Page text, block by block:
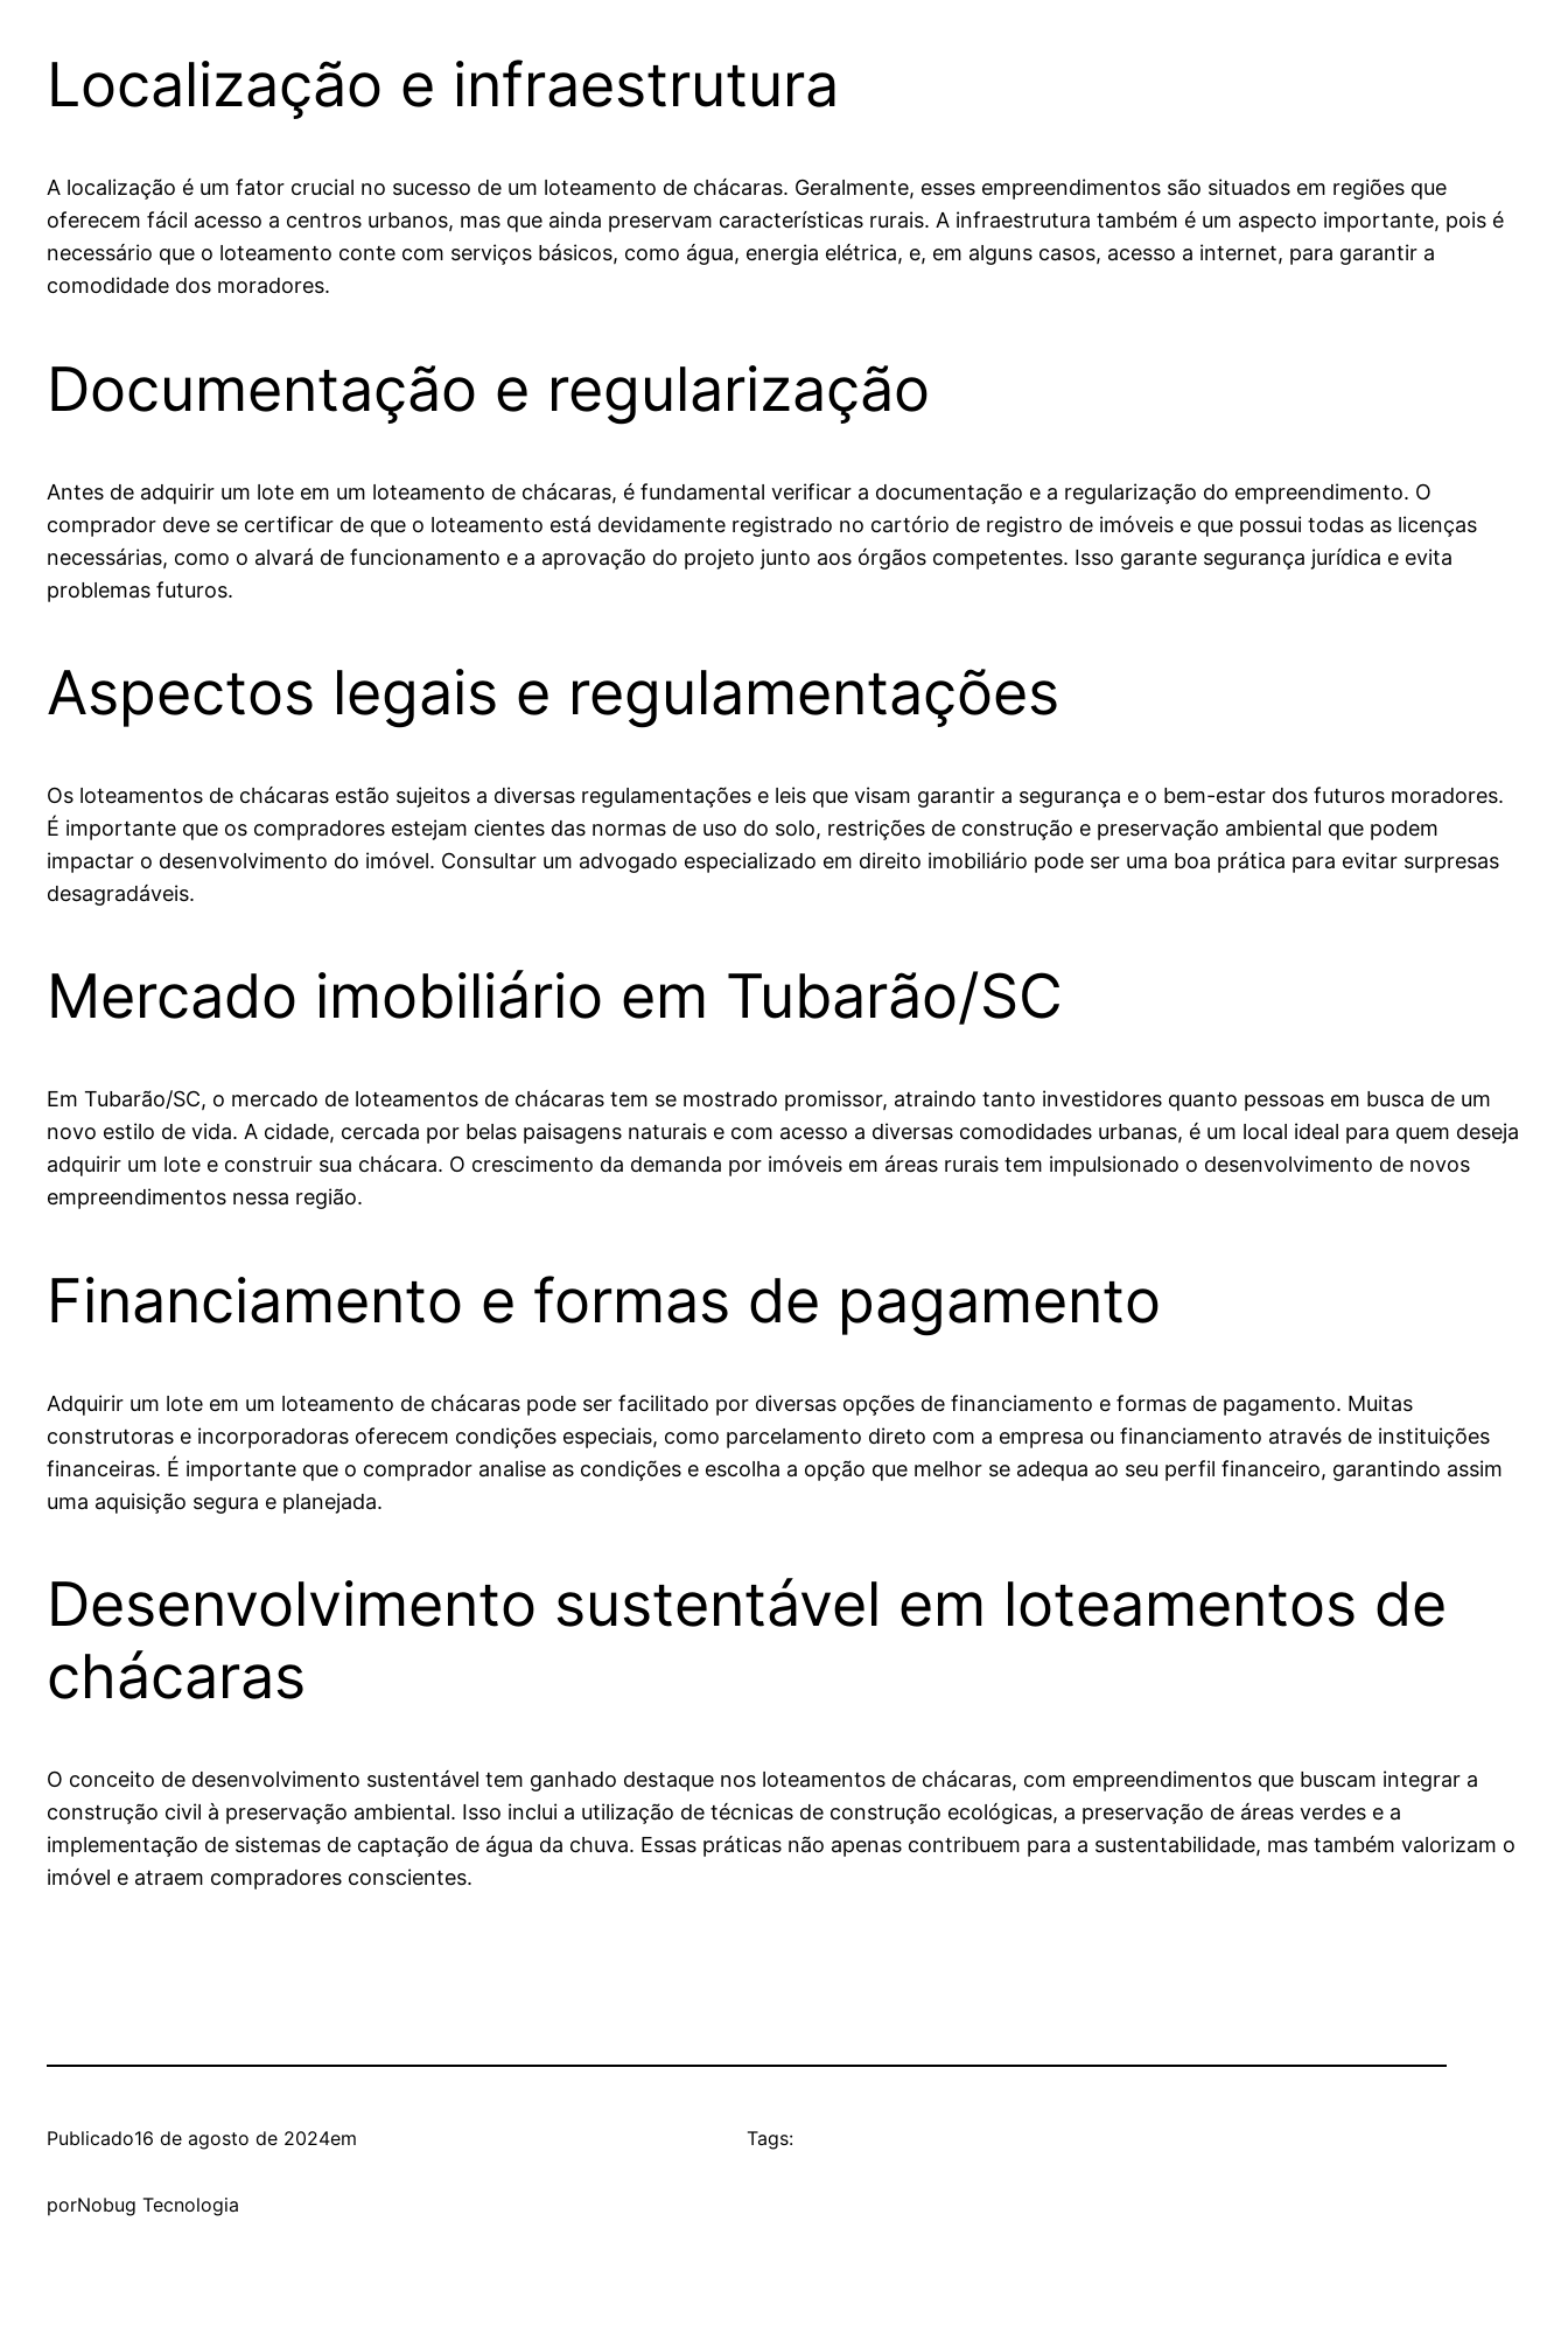
Localização e infraestrutura
A localização é um fator crucial no sucesso de um loteamento de chácaras. Geralmente, esses empreendimentos são situados em regiões que
oferecem fácil acesso a centros urbanos, mas que ainda preservam características rurais. A infraestrutura também é um aspecto importante, pois é
necessário que o loteamento conte com serviços básicos, como água, energia elétrica, e, em alguns casos, acesso a internet, para garantir a
comodidade dos moradores.
Documentação e regularização
Antes de adquirir um lote em um loteamento de chácaras, é fundamental verificar a documentação e a regularização do empreendimento. O
comprador deve se certificar de que o loteamento está devidamente registrado no cartório de registro de imóveis e que possui todas as licenças
necessárias, como o alvará de funcionamento e a aprovação do projeto junto aos órgãos competentes. Isso garante segurança jurídica e evita
problemas futuros.
Aspectos legais e regulamentações
Os loteamentos de chácaras estão sujeitos a diversas regulamentações e leis que visam garantir a segurança e o bem-estar dos futuros moradores.
É importante que os compradores estejam cientes das normas de uso do solo, restrições de construção e preservação ambiental que podem
impactar o desenvolvimento do imóvel. Consultar um advogado especializado em direito imobiliário pode ser uma boa prática para evitar surpresas
desagradáveis.
Mercado imobiliário em Tubarão/SC
Em Tubarão/SC, o mercado de loteamentos de chácaras tem se mostrado promissor, atraindo tanto investidores quanto pessoas em busca de um
novo estilo de vida. A cidade, cercada por belas paisagens naturais e com acesso a diversas comodidades urbanas, é um local ideal para quem deseja
adquirir um lote e construir sua chácara. O crescimento da demanda por imóveis em áreas rurais tem impulsionado o desenvolvimento de novos
empreendimentos nessa região.
Financiamento e formas de pagamento
Adquirir um lote em um loteamento de chácaras pode ser facilitado por diversas opções de financiamento e formas de pagamento. Muitas
construtoras e incorporadoras oferecem condições especiais, como parcelamento direto com a empresa ou financiamento através de instituições
financeiras. É importante que o comprador analise as condições e escolha a opção que melhor se adequa ao seu perfil financeiro, garantindo assim
uma aquisição segura e planejada.
Desenvolvimento sustentável em loteamentos de
chácaras
O conceito de desenvolvimento sustentável tem ganhado destaque nos loteamentos de chácaras, com empreendimentos que buscam integrar a
construção civil à preservação ambiental. Isso inclui a utilização de técnicas de construção ecológicas, a preservação de áreas verdes e a
implementação de sistemas de captação de água da chuva. Essas práticas não apenas contribuem para a sustentabilidade, mas também valorizam o
imóvel e atraem compradores conscientes.
Publicado16 de agosto de 2024em
porNobug Tecnologia
Tags: